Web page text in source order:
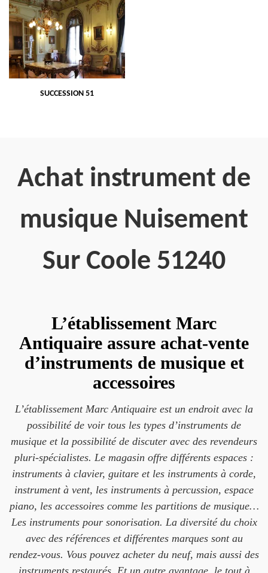
SUCCESSION 51
Achat instrument de
musique Nuisement
Sur Coole 51240
L’établissement Marc
Antiquaire assure achat-vente
d’instruments de musique et
accessoires
L’établissement Marc Antiquaire est un endroit avec la
possibilité de voir tous les types d’instruments de
musique et la possibilité de discuter avec des revendeurs
pluri-spécialistes. Le magasin offre différents espaces :
instruments à clavier, guitare et les instruments à corde,
instrument à vent, les instruments à percussion, espace
piano, les accessoires comme les partitions de musique…
Les instruments pour sonorisation. La diversité du choix
avec des références et différentes marques sont au
rendez-vous. Vous pouvez acheter du neuf, mais aussi des
instruments restaurés. Et un autre avantage, le tout à